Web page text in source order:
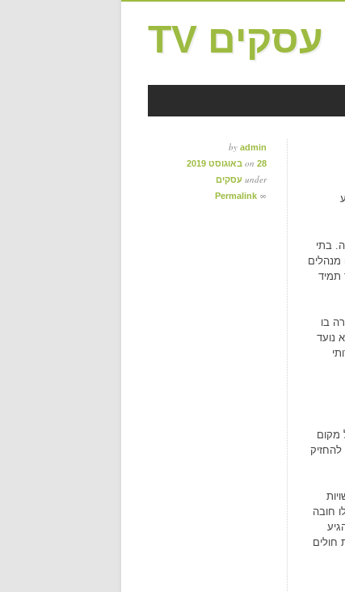
עסקים TV
by admin
on 28 באוגוסט 2019
under עסקים
∞
Permalink
בתי
מנהלים
תמיד
בו
נועד
מקום
להחזיק
רשויות
חובה
חולים